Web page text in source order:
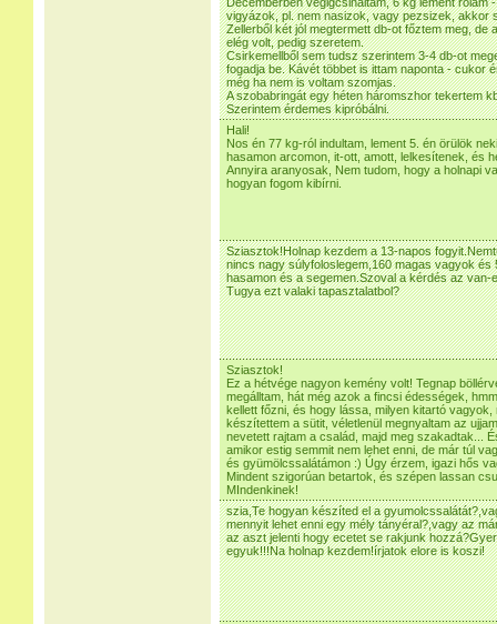
vigyázok, pl. nem nasizok, vagy pezsizek, akkor
Zellerből két jól megtermett db-ot főztem meg,
elég volt, pedig szeretem.
Csirkemellből sem tudsz szerintem 3-4 db-ot
fogadja be. Kávét többet is ittam naponta - cukor
még ha nem is voltam szomjas.
A szobabringát egy héten háromszhor tekertem
Szerintem érdemes kipróbálni.
Hali!
Nos én 77 kg-ról indultam, lement 5. én örülök
hasamon arcomon, it-ott, amott, lelkesítenek, és
Annyira aranyosak, Nem tudom, hogy a holnapi
hogyan fogom kibírni.
Sziasztok!Holnap kezdem a 13-napos
nincs nagy súlyfoloslegem,160 magas vagyok
hasamon és a segemen.Szoval a kérdés az
Tugya ezt valaki tapasztalatbol?
Sziasztok!
Ez a hétvége nagyon kemény volt! Tegnap
megálltam, hát még azok a fincsi édességek,
kellett főzni, és hogy lássa, milyen kitartó
készítettem a sütit, véletlenül megnyaltam az
nevetett rajtam a család, majd meg szakadtak...
amikor estig semmit nem lehet enni, de már túl
és gyümölcssalátámon :) Úgy érzem, igazi hős
Mindent szigorúan betartok, és szépen lassan
MIndenkinek!
szia,Te hogyan készíted el a
mennyit lehet enni egy mély tányéral?,vagy az
az aszt jelenti hogy ecetet se rakjunk
egyuk!!!Na holnap kezdem!írjatok elore is koszi!